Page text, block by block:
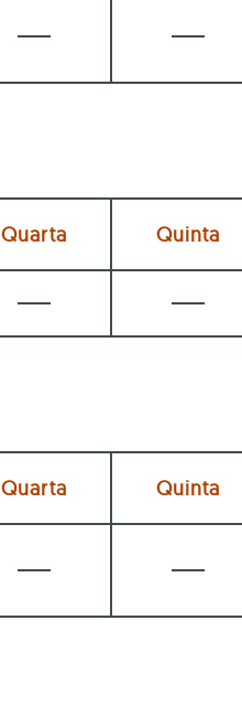
Quarta Quinta
Quarta Quinta